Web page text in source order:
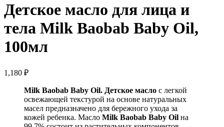
Детское масло для лица и
тела Milk Baobab Baby Oil,
100мл
1,180 ₽
Milk Baobab Baby Oil. Детское масло с легкой
освежающей текстурой на основе натуральных
масел предназначено для бережного ухода за
кожей ребенка. Масло Milk Baobab Baby Oil на